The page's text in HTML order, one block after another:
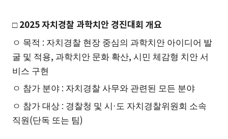
□2025자치경찰 과학치안 경진대회 개요
ㅇ 목적 : 자치경찰 현장 중심의 과학치안 아이디어 발
굴 및 적용, 과학치안 문화 확산, 시민 체감형 치안 서
비스 구현
ㅇ 참가 분야 : 자치경찰 사무와 관련된 모든 분야
ㅇ 참가 대상 : 경찰청 및 시 ·도 자치경찰위원회 소속
직원(단독 또는 팀)